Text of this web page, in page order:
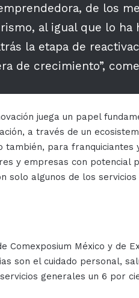
de los
al igual que lo ha
la etapa de
de crecimiento”,
juega un papel
a través de un
para franquiciantes
y empresas con potencial
solo algunos de los
Comexposium México y de
son el cuidado personal,
generales un 6 por